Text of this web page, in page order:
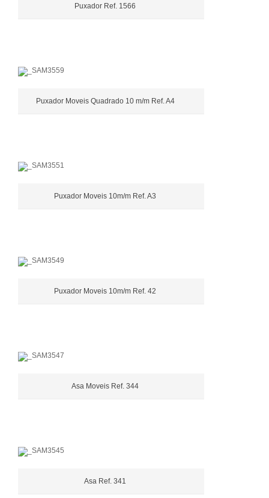
Puxador Ref. 1566
Puxador Moveis Quadrado 10 m/m Ref. A4
Puxador Moveis 10m/m Ref. A3
Puxador Moveis 10m/m Ref. 42
Asa Moveis Ref. 344
Asa Ref. 341